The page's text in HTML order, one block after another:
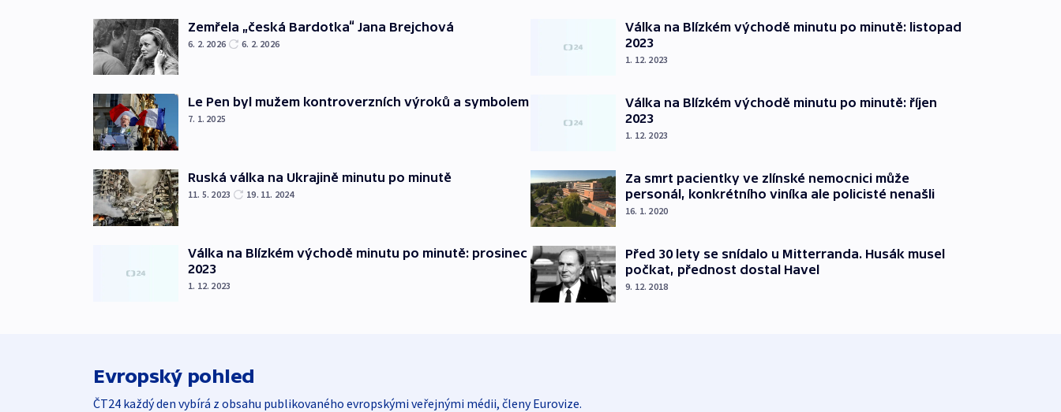
Zemřela „česká Bardotka“ Jana Brejchová
6. 2. 2026 6. 2. 2026
Le Pen byl mužem kontroverzních výroků a symbolem
7. 1. 2025
Ruská válka na Ukrajině minutu po minutě
11. 5. 2023 19. 11. 2024
Válka na Blízkém východě minutu po minutě: prosinec
2023
1. 12. 2023
Válka na Blízkém východě minutu po minutě: listopad
2023
1. 12. 2023
Válka na Blízkém východě minutu po minutě: říjen
2023
1. 12. 2023
Za smrt pacientky ve zlínské nemocnici může
personál, konkrétního viníka ale policisté nenašli
16. 1. 2020
Před 30 lety se snídalo u Mitterranda. Husák musel
počkat, přednost dostal Havel
9. 12. 2018
Evropský pohled
ČT24 každý den vybírá z obsahu publikovaného evropskými veřejnými médii, členy Eurovize.